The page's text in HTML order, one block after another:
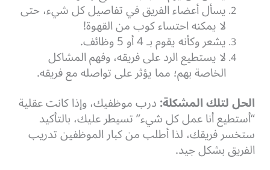
يسأل أعضاء الفريق في تفاصيل كل شيء، حتى
لا يمكنه احتساء كوب من القهوة!
يشعر وكأنه يقوم بـ 4 أو 5 وظائف.
لا يستطيع الرد على فريقه، وفهم المشاكل
الخاصة بهم؛ مما يؤثر على تواصله مع فريقه.
الحل لتلك المشكلة:درب موظفيك، وإذا كانت عقلية
“أستطيع أنا عمل كل شيء” تسيطر عليك، بالتأكيد
ستخسر فريقك، لذا أطلب من كبار الموظفين تدريب
الفريق بشكل جيد.